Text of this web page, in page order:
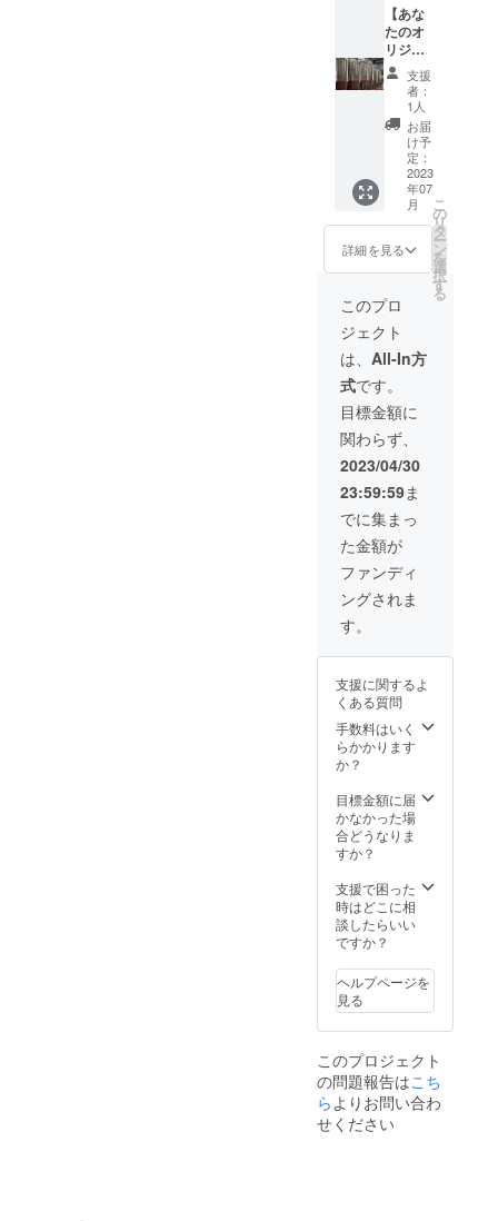
※お店で
飲む際
は、1パ
イン
ト、
1,000円
を越え
る販売
価格と
る予定
です。
※チ
ケット
の有効
8月末ま
で ま
た、あ
なたの
お名前
（小）
を店内
に掲示
させて
いただ
きま
す。 ※
掲示期
間：店
舗が存
続する
限り ※
全体サ
ズ程
度 配
置・文
字サイ
ズ・掲
載位置
だけま
せん。
※文字の
りま
す。
支援
時、必
欄に掲
載を希
望され
るお名
記入く
ださ
い。 ※
ローマ
字表
させて
いただ
きま
す。 ※
掲示期
間：店
舗が存
続する
限り ※
全体サ
イズは
A2サイ
ズ程
度 配
置・文
字サイ
ズ・掲
載位置
はご指
定いた
だけま
せん。
※文字の
みの記
載とな
りま
す。
支援
時、必
ず備考
欄に掲
載を希
望され
るお名
ださ
ローマ
字表記
※文字校
正のタ
イミン
りませ
んので
お間違
えのな
お願い
いたし
ます。
【あな
たのオ
リジナ
ルビー
ル醸造
しま
す】 好
みスタ
イル・
味の
ビール
を相談
しなが
ら一緒
に醸造
しま
しょ
う！ 完
成した
ビール
（100ℓ
）をご
提供い
たしま
す。 ※
受け渡
し方法
ご相談
の上決
めさせ
ていた
だきま
す。 ※
醸造時
はご支
だいた
後、
メール
等でご
相談し
検討。
※醸造場
所：小
田原ガ
ブ
リュー
イング
支援
醸造し
やすい
汚れて
も良い
お越し
いただ
けま
しょう
お願い
支援
者：
1人
お届
け予
定：
2023
年07
月
詳細を見る
こ
の
リ
タ
ー
ン
を
選
択
す
る
このプロ
ジェクト
は、 All-In方
式です。
目標金額に
関わらず、
2023/04/30
23:59:59ま
でに集まっ
た金額が
ファンディ
ングされま
す。
支援に関するよ
くある質問
手数料はいく
らかかります
か？
目標金額に届
かなかった場
合どうなりま
すか？
支援で困った
時はどこに相
談したらいい
ですか？
ヘルプページを
見る
このプロジェクト
の問題報告はこち
らよりお問い合わ
せください